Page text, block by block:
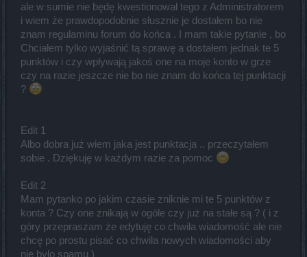
ale w sumie nie będę kwestionował tego z Administratorem
i wiem że prawdopodobnie słusznie je dostałem bo nie
znam regulaminu forum do końca . I mam takie pytanie , bo
Chciałem tylko wyjaśnić tą sprawę a dostałem jednak te 5
punktów i czy wpływają jakoś one na moje konto w grze
czy na razie jeszcze nie bo nie znam do końca tej punktacji
?
Edit 1
Albo dobra już wiem jaka jest punktacja .. przeczytałem
sobie . Dziękuję w każdym razie za pomoc
Edit 2
Mam pytanko po jakim czasie zniknie mi te 5 punktów z
konta ? Czy one znikają w ogóle czy już na stałe są ? ( i z
góry przepraszam że edytuję co chwila wiadomość ale nie
chcę po prostu pisać co chwila nowych wiadomości aby
nie było spamu )